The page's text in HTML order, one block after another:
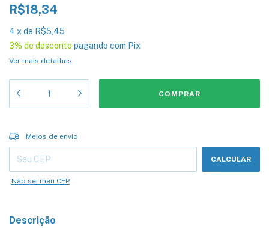
R$18,34
4 x de R$5,45
3% de desconto pagando com Pix
Ver mais detalhes
Entregas para o CEP:
Meios de envio
CALCULAR
Não sei meu CEP
Descrição